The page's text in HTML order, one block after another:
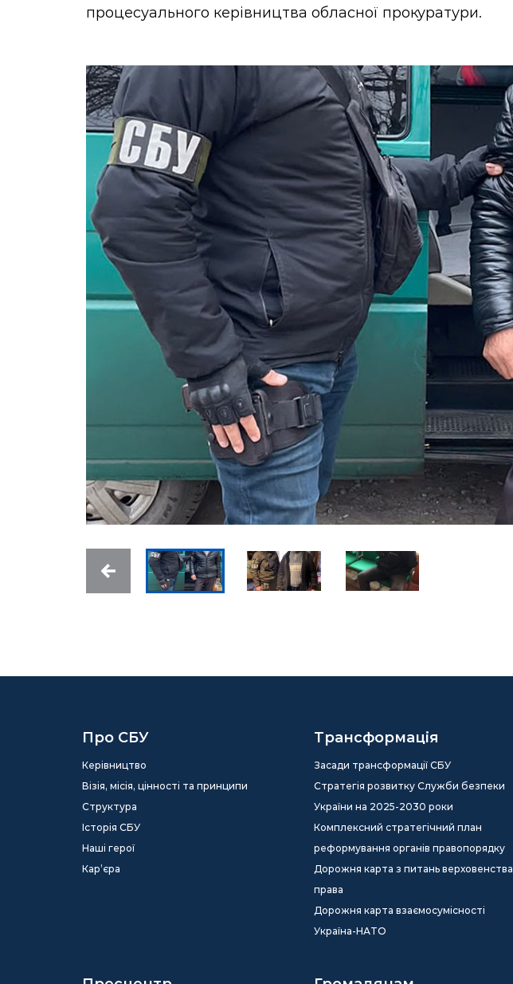
процесуального керівництва обласної прокуратури.
Про СБУ
Керівництво
Візія, місія, цінності та принципи
Структура
Історія СБУ
Наші герої
Кар’єра
Трансформація
Засади трансформації СБУ
Стратегія розвитку Служби безпеки
України на 2025-2030 роки
Комплексний стратегічний план
реформування органів правопорядку
Дорожня карта з питань верховенства
права
Дорожня карта взаємосумісності
Україна-НАТО